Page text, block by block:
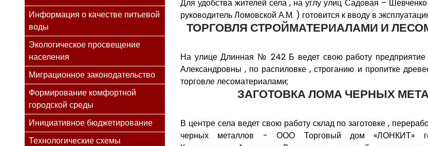
Информация о качестве питьевой
воды
Экологическое просвещение
населения
Миграционное законодательство
Формирование комфортной
городской среды
Инициативное бюджетирование
Технологические схемы
Для удобства жителей села , на углу улиц Садовая –
руководитель Ломовской А.М. ) готовится к вводу в
ТОРГОВЛЯ СТРОЙМАТЕРИАЛАМИ И
На улице Длинная № 242 Б ведет свою работу
Александровны , по распиловке , строганию и пропитке
торговле лесоматериалами;
ЗАГОТОВКА ЛОМА ЧЕРНЫХ
В центре села ведет свою работу склад по заготовке ,
черных металлов - ООО Торговый дом «ЛОНКИТ»